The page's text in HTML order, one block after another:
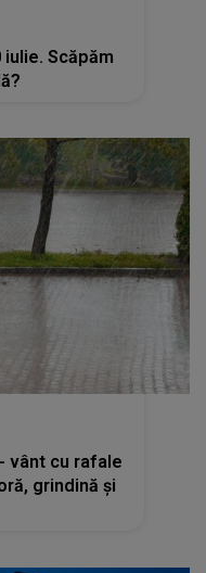
Scăpăm
vânt cu rafale
grindină şi